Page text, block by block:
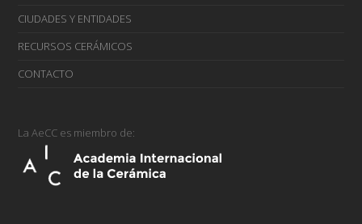
CIUDADES Y ENTIDADES
RECURSOS CERÁMICOS
CONTACTO
La AeCC es miembro de: